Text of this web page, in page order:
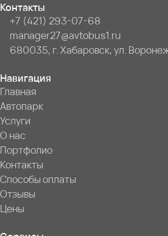
Контакты
+7 (421) 293-07-68
manager27@avtobus1.ru
680035, г. Хабаровск, ул.
Навигация
Главная
Автопарк
Услуги
О нас
Портфолио
Контакты
Способы оплаты
Отзывы
Цены